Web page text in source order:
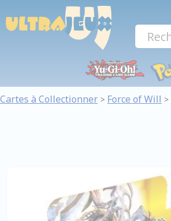
Cartes à Collectionner > Force of Will >
Panneau de gestion des cookies